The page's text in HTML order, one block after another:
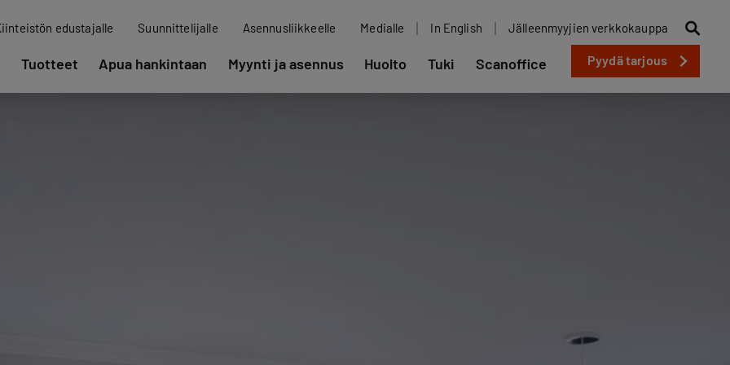
edustajalle Suunnittelijalle Asennusliikkeelle Medialle In English Jälleenmyyjien verkkokauppa
Tuotteet Apua hankintaan Myynti ja asennus Huolto Tuki Scanoffice Pyydä tarjous